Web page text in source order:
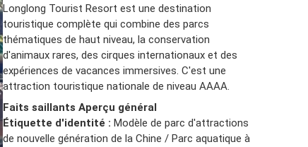
Longlong Tourist Resort est une destination
touristique complète qui combine des parcs
thématiques de haut niveau, la conservation
d'animaux rares, des cirques internationaux et des
expériences de vacances immersives. C'est une
attraction touristique nationale de niveau AAAA.
Faits saillants Aperçu général
Étiquette d'identité : Modèle de parc d'attractions
de nouvelle génération de la Chine / Parc aquatique à